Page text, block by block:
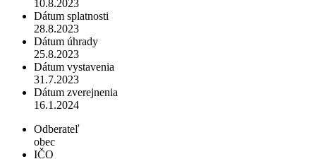
10.8.2023
Dátum splatnosti
28.8.2023
Dátum úhrady
25.8.2023
Dátum vystavenia
31.7.2023
Dátum zverejnenia
16.1.2024
Odberateľ
obec
IČO